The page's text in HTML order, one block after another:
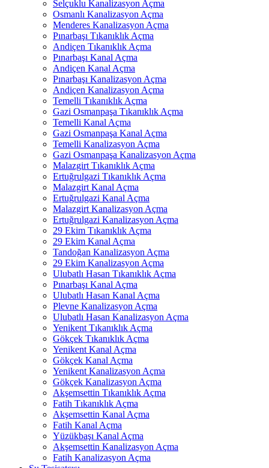
Selçuklu Kanalizasyon Açma
Osmanlı Kanalizasyon Açma
Menderes Kanalizasyon Açma
Pınarbaşı Tıkanıklık Açma
Andiçen Tıkanıklık Açma
Pınarbaşı Kanal Açma
Andiçen Kanal Açma
Pınarbaşı Kanalizasyon Açma
Andiçen Kanalizasyon Açma
Temelli Tıkanıklık Açma
Gazi Osmanpaşa Tıkanıklık Açma
Temelli Kanal Açma
Gazi Osmanpaşa Kanal Açma
Temelli Kanalizasyon Açma
Gazi Osmanpaşa Kanalizasyon Açma
Malazgirt Tıkanıklık Açma
Ertuğrulgazi Tıkanıklık Açma
Malazgirt Kanal Açma
Ertuğrulgazi Kanal Açma
Malazgirt Kanalizasyon Açma
Ertuğrulgazi Kanalizasyon Açma
29 Ekim Tıkanıklık Açma
29 Ekim Kanal Açma
Tandoğan Kanalizasyon Açma
29 Ekim Kanalizasyon Açma
Ulubatlı Hasan Tıkanıklık Açma
Pınarbaşı Kanal Açma
Ulubatlı Hasan Kanal Açma
Plevne Kanalizasyon Açma
Ulubatlı Hasan Kanalizasyon Açma
Yenikent Tıkanıklık Açma
Gökçek Tıkanıklık Açma
Yenikent Kanal Açma
Gökçek Kanal Açma
Yenikent Kanalizasyon Açma
Gökçek Kanalizasyon Açma
Akşemsettin Tıkanıklık Açma
Fatih Tıkanıklık Açma
Akşemsettin Kanal Açma
Fatih Kanal Açma
Yüzükbaşı Kanal Açma
Akşemsettin Kanalizasyon Açma
Fatih Kanalizasyon Açma